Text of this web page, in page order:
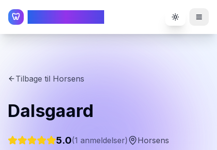
🦷 Toggle
Tilbage til Horsens
Dalsgaard
5.0(1 anmeldelser) Horsens